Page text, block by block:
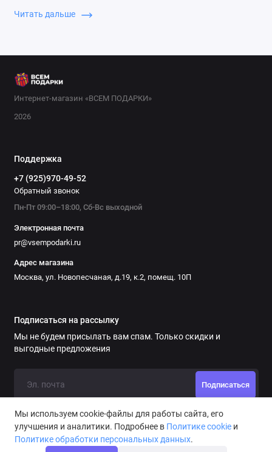
мячики и фрисби, для кошек — интерактивные игрушки.
интерактивные игрушки для кошек с перьями, удобные
лежанки и когтеточки. Также популярны аксессуары для
радость своему питомцу вместе с vsempodarki.ru. У нас вы
Читать дальше
Интернет-магазин «ВСЕМ ПОДАРКИ»
2026
Поддержка
+7 (925)970-49-52
Обратный звонок
Пн-Пт 09:00–18:00, Сб-Вс выходной
Электронная почта
pr@vsempodarki.ru
Адрес магазина
Москва, ул. Новопесчаная, д.19, к.2, помещ. 10П
Подписаться на рассылку
Мы не будем присылать вам спам. Только скидки и
выгодные предложения
Подписаться
Мы используем cookie-файлы для работы сайта, его
улучшения и аналитики. Подробнее в Политике cookie и
Политике обработки персональных данных.